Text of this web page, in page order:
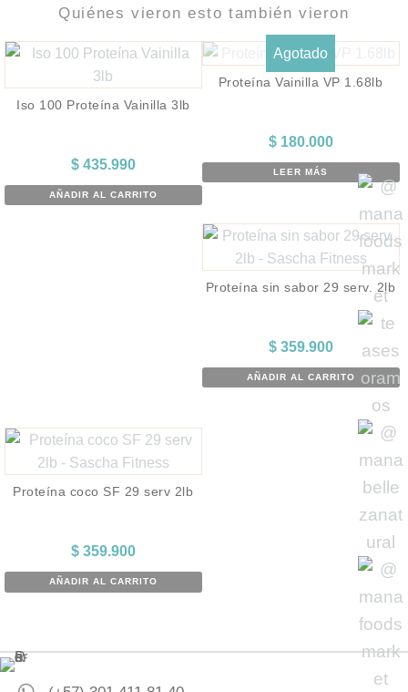
Quiénes vieron esto también vieron
Iso 100 Proteína Vainilla 3lb
$435.990
AÑADIR AL CARRITO
Agotado
Proteína Vainilla VP 1.68lb
$180.000
LEER MÁS
Proteína sin sabor 29 serv. 2lb
$359.900
AÑADIR AL CARRITO
Proteína coco SF 29 serv 2lb
$359.900
AÑADIR AL CARRITO